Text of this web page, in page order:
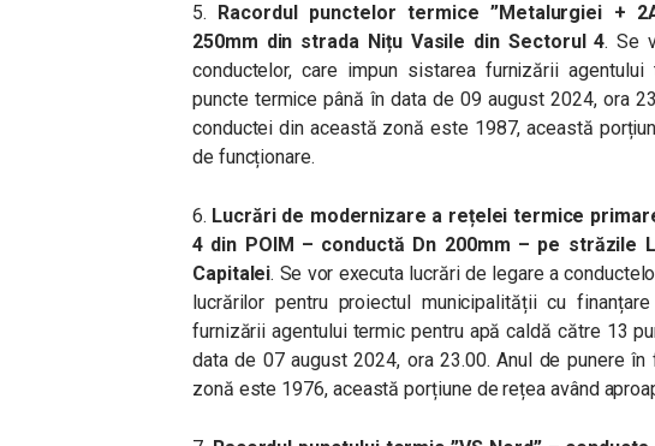
5. Racordul punctelor termice ”Metalurgiei +
250mm din strada Nițu Vasile din Sectorul 4. Se
conductelor, care impun sistarea furnizării
puncte termice până în data de 09 august 2024, ora
conductei din această zonă este 1987, această
de funcționare.
6. Lucrări de modernizare a rețelei termice
4 din POIM – conductă Dn 200mm – pe străzile
Capitalei. Se vor executa lucrări de legare a
lucrărilor pentru proiectul municipalității cu
furnizării agentului termic pentru apă caldă către 13
data de 07 august 2024, ora 23.00. Anul de punere
zonă este 1976, această porțiune de rețea având